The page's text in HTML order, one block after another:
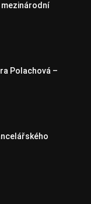
mezinárodní
Polachová –